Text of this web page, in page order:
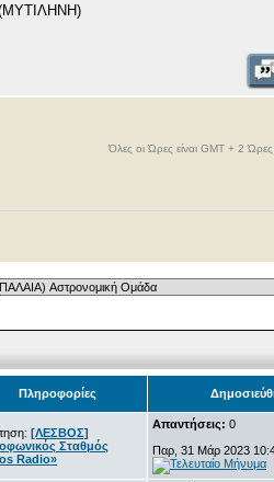
Όλες οι Ώρες είναι GMT + 2
Πληροφορίες
[ΛΕΣΒΟΣ]
Σταθμός
Radio»
Απαντήσεις: 0
Παρ, 31 Μάρ 2023